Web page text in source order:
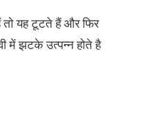
यह टूटते हैं और फिर
में झटके उत्पन्न होते है